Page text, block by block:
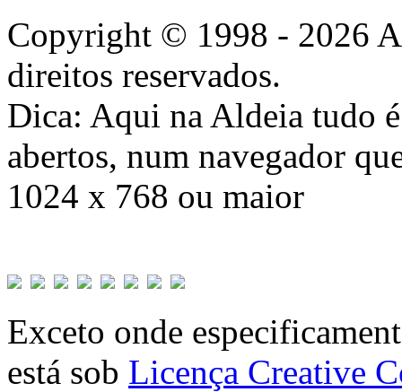
Copyright © 1998 - 2026
direitos reservados.
Dica: Aqui na Aldeia tudo
abertos, num navegador
1024 x 768 ou maior
Exceto onde
está sob Licença Creative